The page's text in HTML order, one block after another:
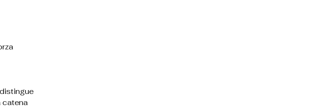
catena